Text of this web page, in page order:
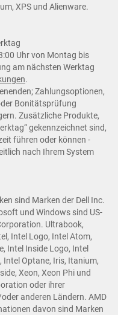
XPS und Alienware.
Uhr von Montag bis
am nächsten Werktag
.
Zahlungsoptionen,
Bonitätsprüfung
Zusätzliche Produkte,
gekennzeichnet sind,
führen oder können -
nach Ihrem System
sind Marken der Dell Inc.
und Windows sind US-
Ultrabook,
Intel Logo, Intel Atom,
Intel Inside Logo, Intel
Intel Optane, Iris, Itanium,
Xeon, Xeon Phi und
oder ihrer
anderen Ländern. AMD
davon sind Marken